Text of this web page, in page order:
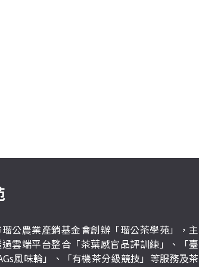
公農業產銷基金會創辦「瑠公茶學苑」，主
雲端平台整合「茶葉感官品評訓練」、「臺
風味輪」、「有機茶分級競技」等服務及茶